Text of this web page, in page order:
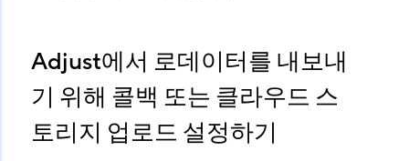
Adjust에서 로데이터를 내보내
기 위해 콜백 또는 클라우드 스
토리지 업로드 설정하기